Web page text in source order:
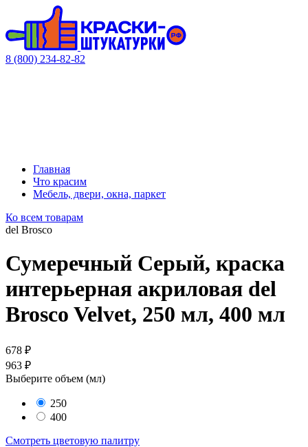
8 (800) 234-82-82
Главная
Что красим
Мебель, двери, окна, паркет
Ко всем товарам
del Brosco
Сумеречный Серый, краска
интерьерная акриловая del
Brosco Velvet, 250 мл, 400 мл
678 ₽
963 ₽
Выберите объем (мл)
250
400
Смотреть цветовую палитру